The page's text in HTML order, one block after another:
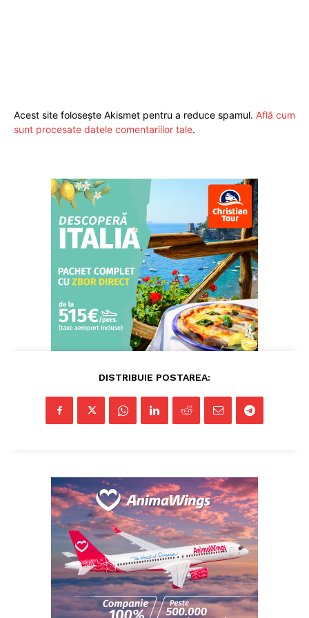
Pentru și mai mult conținut
exclusiv!
ABONEAZĂ-TE ACUM
StirileMedia.ro
Despre noi
Contactați-ne
Acest site folosește Akismet pentru a reduce spamul. Află cum
sunt procesate datele comentariilor tale.
DISTRIBUIE POSTAREA: